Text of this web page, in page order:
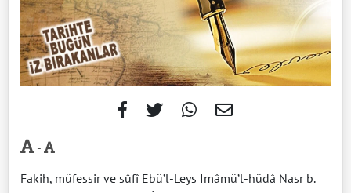
-
Fakih, müfessir ve sûfî Ebü’l-Leys İmâmü’l-hüdâ Nasr b.